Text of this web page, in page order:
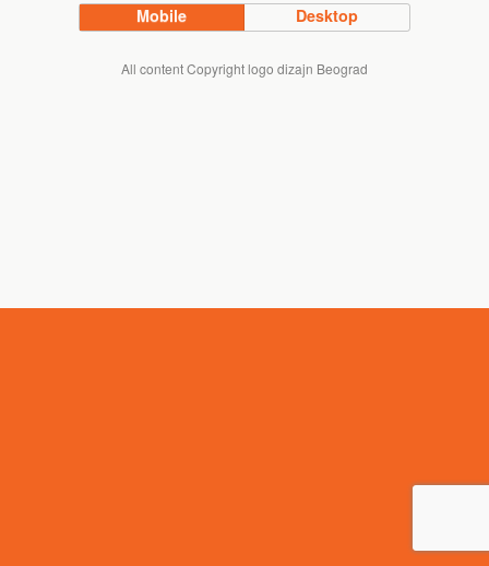
Mobile Desktop
All content Copyright logo dizajn Beograd